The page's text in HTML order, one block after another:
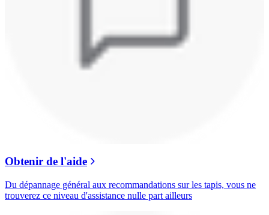
Obtenir de l'aide
Du dépannage général aux recommandations sur les tapis, vous ne
trouverez ce niveau d'assistance nulle part ailleurs